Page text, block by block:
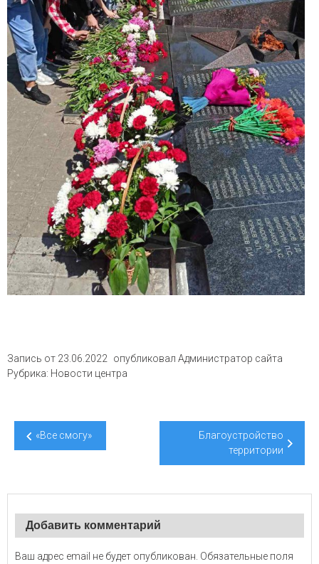
Запись от 23.06.2022 опубликовал Администратор сайта
Рубрика: Новости центра
Навигация
по
«Все смогу»
Благоустройство
территории
Добавить комментарий
Ваш адрес email не будет опубликован. Обязательные поля